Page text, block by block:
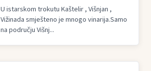
U istarskom trokutu Kaštelir , Višnjan ,
Vižinada smješteno je mnogo vinarija.Samo
na području Višnj...